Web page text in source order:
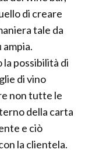
di creare
tale da
possibilità di
di vino
non tutte le
della carta
e ciò
la clientela.